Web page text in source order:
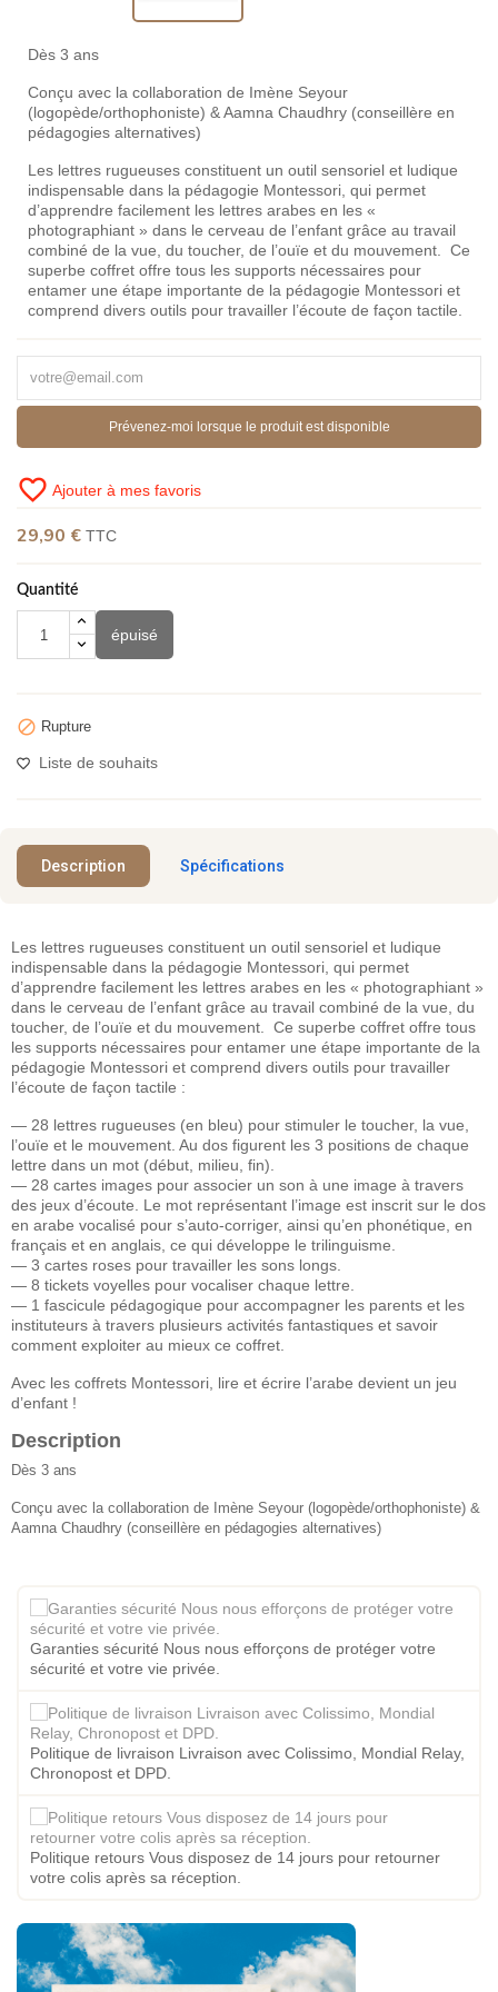
Dès 3 ans
Conçu avec la collaboration de Imène Seyour
(logopède/orthophoniste) & Aamna Chaudhry (conseillère en
pédagogies alternatives)
Les lettres rugueuses constituent un outil sensoriel et ludique
indispensable dans la pédagogie Montessori, qui permet
d’apprendre facilement les lettres arabes en les «
photographiant » dans le cerveau de l’enfant grâce au travail
combiné de la vue, du toucher, de l’ouïe et du mouvement. Ce
superbe coffret offre tous les supports nécessaires pour
entamer une étape importante de la pédagogie Montessori et
comprend divers outils pour travailler l’écoute de façon tactile.
Prévenez-moi lorsque le produit est disponible
favorite_border Ajouter à mes favoris
29,90 € TTC
Quantité
épuisé
 Rupture
Liste de souhaits
Description Spécifications
Les lettres rugueuses constituent un outil sensoriel et ludique
indispensable dans la pédagogie Montessori, qui permet
d’apprendre facilement les lettres arabes en les « photographiant »
dans le cerveau de l’enfant grâce au travail combiné de la vue, du
toucher, de l’ouïe et du mouvement. Ce superbe coffret offre tous
les supports nécessaires pour entamer une étape importante de la
pédagogie Montessori et comprend divers outils pour travailler
l’écoute de façon tactile :
— 28 lettres rugueuses (en bleu) pour stimuler le toucher, la vue,
l’ouïe et le mouvement. Au dos figurent les 3 positions de chaque
lettre dans un mot (début, milieu, fin).
— 28 cartes images pour associer un son à une image à travers
des jeux d’écoute. Le mot représentant l’image est inscrit sur le dos
en arabe vocalisé pour s’auto-corriger, ainsi qu’en phonétique, en
français et en anglais, ce qui développe le trilinguisme.
— 3 cartes roses pour travailler les sons longs.
— 8 tickets voyelles pour vocaliser chaque lettre.
— 1 fascicule pédagogique pour accompagner les parents et les
instituteurs à travers plusieurs activités fantastiques et savoir
comment exploiter au mieux ce coffret.
Avec les coffrets Montessori, lire et écrire l’arabe devient un jeu
d’enfant !
Description
Dès 3 ans
Conçu avec la collaboration de Imène Seyour (logopède/orthophoniste) &
Aamna Chaudhry (conseillère en pédagogies alternatives)
Garanties sécurité Nous nous efforçons de protéger votre
sécurité et votre vie privée.
Politique de livraison Livraison avec Colissimo, Mondial Relay,
Chronopost et DPD.
Politique retours Vous disposez de 14 jours pour retourner
votre colis après sa réception.